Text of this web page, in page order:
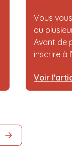
Vous
ou
Avant de
inscrire à
Voir